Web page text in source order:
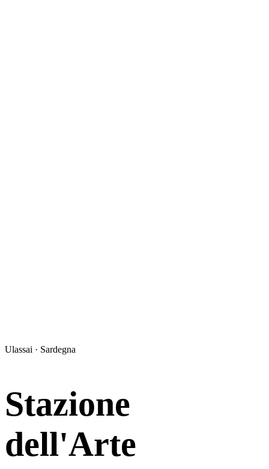
Ulassai · Sardegna
Stazione
dell'Arte